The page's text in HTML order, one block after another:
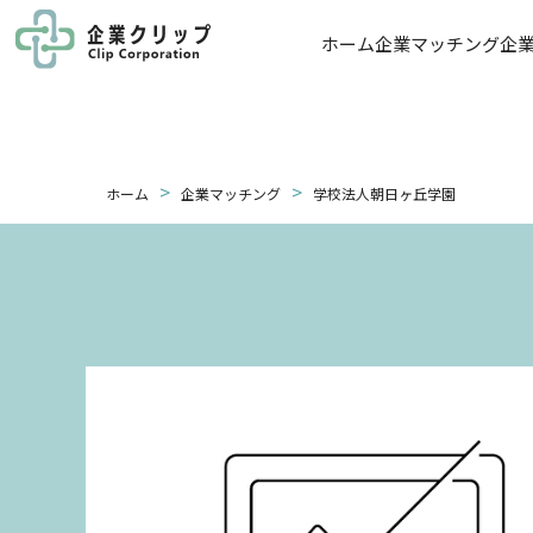
ホーム企業マッチング企
ホーム > 企業マッチング > 学校法人朝日ヶ丘学園